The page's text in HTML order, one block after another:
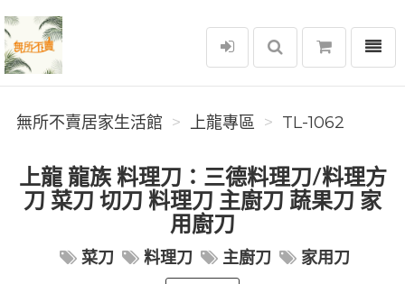
無所不賣居家生活館
選單
無所不賣居家生活館 上龍專區 TL-1062
上龍 龍族 料理刀：三德料理刀/料理方
刀 菜刀 切刀 料理刀 主廚刀 蔬果刀 家
用廚刀
菜刀 料理刀 主廚刀 家用刀